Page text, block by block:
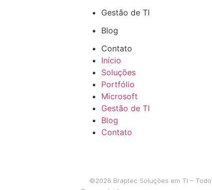
Gestão de TI
Blog
Contato
Início
Soluções
Portfólio
Microsoft
Gestão de TI
Blog
Contato
©2026 Braptec Soluções em TI –